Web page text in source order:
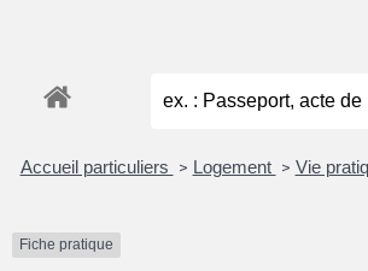
Accueil particuliers > Logement > Vie
Fiche pratique